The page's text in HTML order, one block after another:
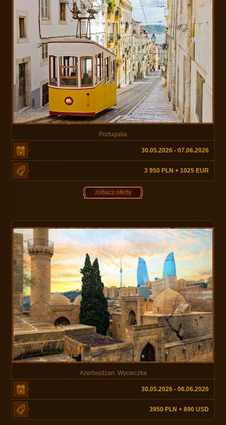
Portugalia
30.05.2026 - 07.06.2026
3 950 PLN + 1025 EUR
zobacz ofertę
Azerbejdżan. Wycieczka
30.05.2026 - 06.06.2026
3950 PLN + 890 USD